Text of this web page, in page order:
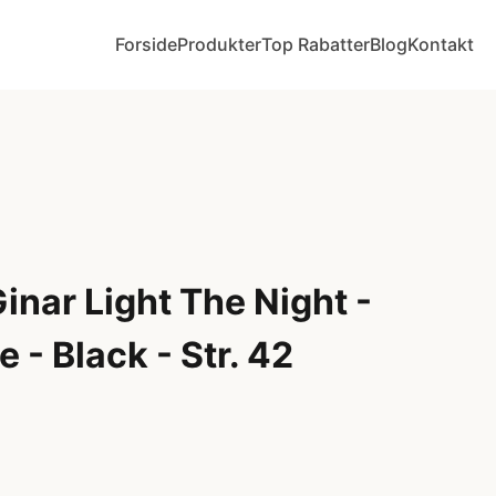
ForsideProdukterTop RabatterBlogKontakt
Light The Night -
- Black - Str. 42